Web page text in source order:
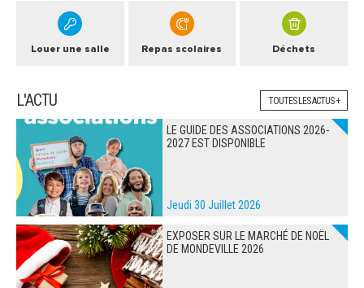
Louer une salle Repas scolaires Déchets
L'ACTU TOUTES LES ACTUS +
LE GUIDE DES ASSOCIATIONS 2026-
2027 EST DISPONIBLE
Jeudi 30 Juillet 2026
EXPOSER SUR LE MARCHÉ DE NOËL
DE MONDEVILLE 2026